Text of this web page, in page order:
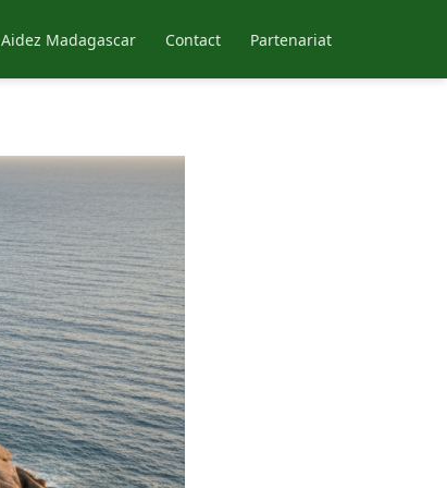
Aidez Madagascar Contact Partenariat